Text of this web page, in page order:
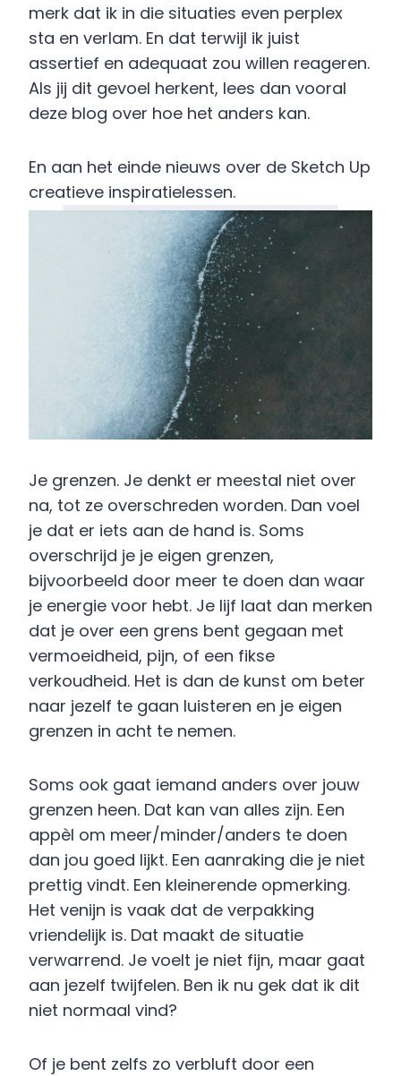
merk dat ik in die situaties even perplex
sta en verlam. En dat terwijl ik juist
assertief en adequaat zou willen reageren.
Als jij dit gevoel herkent, lees dan vooral
deze blog over hoe het anders kan.
En aan het einde nieuws over de Sketch Up
creatieve inspiratielessen.
Je grenzen. Je denkt er meestal niet over
na, tot ze overschreden worden. Dan voel
je dat er iets aan de hand is. Soms
overschrijd je je eigen grenzen,
bijvoorbeeld door meer te doen dan waar
je energie voor hebt. Je lijf laat dan merken
dat je over een grens bent gegaan met
vermoeidheid, pijn, of een fikse
verkoudheid. Het is dan de kunst om beter
naar jezelf te gaan luisteren en je eigen
grenzen in acht te nemen.
Soms ook gaat iemand anders over jouw
grenzen heen. Dat kan van alles zijn. Een
appèl om meer/minder/anders te doen
dan jou goed lijkt. Een aanraking die je niet
prettig vindt. Een kleinerende opmerking.
Het venijn is vaak dat de verpakking
vriendelijk is. Dat maakt de situatie
verwarrend. Je voelt je niet fijn, maar gaat
aan jezelf twijfelen. Ben ik nu gek dat ik dit
niet normaal vind?
Of je bent zelfs zo verbluft door een